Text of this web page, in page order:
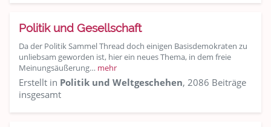
Politik und Gesellschaft
Da der Politik Sammel Thread doch einigen Basisdemokraten zu
unliebsam geworden ist, hier ein neues Thema, in dem freie
Meinungsäußerung… mehr
Erstellt in Politik und Weltgeschehen, 2086 Beiträge
insgesamt